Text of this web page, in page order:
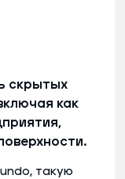
скрытых
как
такую